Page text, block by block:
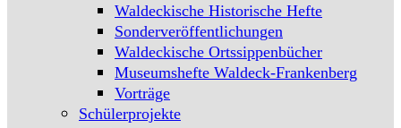
Waldeckische Historische Hefte
Sonderveröffentlichungen
Waldeckische Ortssippenbücher
Museumshefte Waldeck-Frankenberg
Vorträge
Schülerprojekte